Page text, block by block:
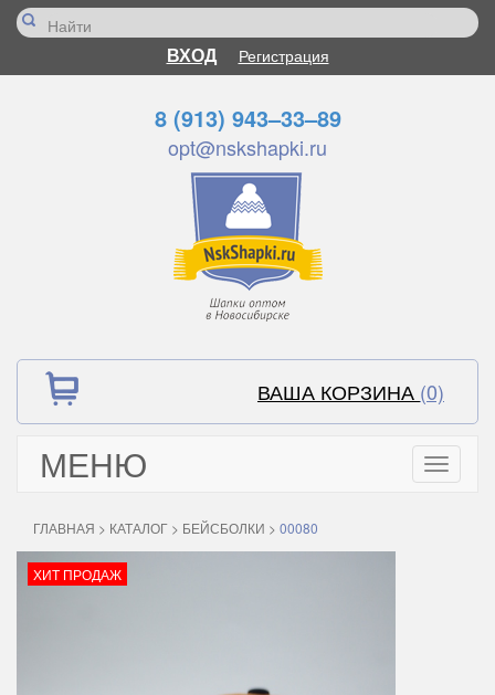
ВХОД Регистрация
8 (913) 943–33–89
opt@nskshapki.ru
ВАША КОРЗИНА (0)
МЕНЮ
Toggle
ГЛАВНАЯ > КАТАЛОГ > БЕЙСБОЛКИ > 00080
ХИТ ПРОДАЖ